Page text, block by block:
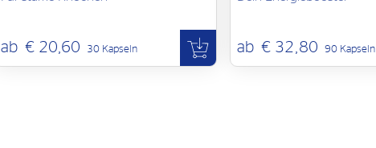
ab € 20,60 30 Kapseln ab € 32,80 90 Kapseln